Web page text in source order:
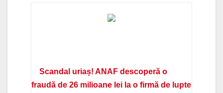
Scandal uriaș! ANAF descoperă o
fraudă de 26 milioane lei la o firmă de lupte